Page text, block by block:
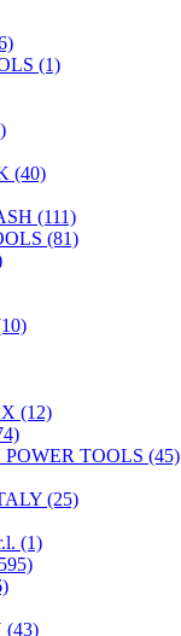
(1)
(40)
(111)
(81)
(12)
TOOLS (45)
(25)
(1)
(43)